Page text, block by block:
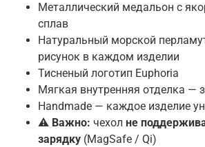
Металлический медальон с
сплав
Натуральный морской
рисунок в каждом изделии
Тисненый логотип Euphoria
Мягкая внутренняя отделка —
Handmade — каждое изделие
⚠️ Важно: чехол не
зарядку (MagSafe / Qi)